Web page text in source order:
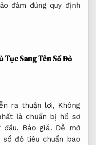
đảm đúng quy định
Tục Sang Tên Sổ Đỏ
ra thuận lợi, Không
là chuẩn bị hồ sơ
Báo giá. Dễ mở
đỏ tiêu chuẩn bao